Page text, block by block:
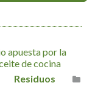
Residuos